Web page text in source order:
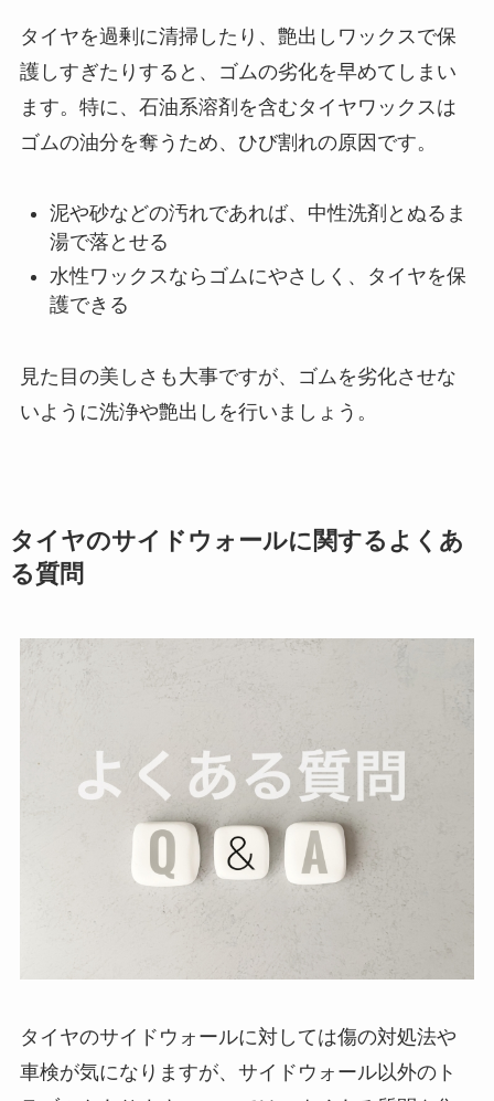
タイヤを過剰に清掃したり、艶出しワックスで保
護しすぎたりすると、ゴムの劣化を早めてしまい
ます。特に、石油系溶剤を含むタイヤワックスは
ゴムの油分を奪うため、ひび割れの原因です。
泥や砂などの汚れであれば、中性洗剤とぬるま
湯で落とせる
水性ワックスならゴムにやさしく、タイヤを保
護できる
見た目の美しさも大事ですが、ゴムを劣化させな
いように洗浄や艶出しを行いましょう。
タイヤのサイドウォールに関するよくあ
る質問
タイヤのサイドウォールに対しては傷の対処法や
車検が気になりますが、サイドウォール以外のト